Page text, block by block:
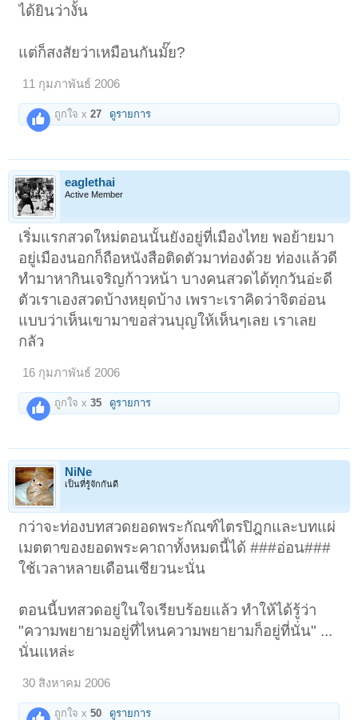
ได้ยินว่างั้น
แต่ก็สงสัยว่าเหมือนกันมั๊ย?
11 กุมภาพันธ์ 2006
ถูกใจ x27 ดูรายการ
eaglethai
Active Member
เริ่มแรกสวดใหม่ตอนนั้นยังอยู่ที่เมืองไทย พอย้ายมา
อยู่เมืองนอกก็ถือหนังสือติดตัวมาท่องด้วย ท่องแล้วดี
ทำมาหากินเจริญก้าวหน้า บางคนสวดได้ทุกวันอ่ะดี
ตัวเราเองสวดบ้างหยุดบ้าง เพราะเราคิดว่าจิตอ่อน
แบบว่าเห็นเขามาขอส่วนบุญให้เห็นๆเลย เราเลย
กลัว
16 กุมภาพันธ์ 2006
ถูกใจ x35 ดูรายการ
NiNe
เป็นที่รู้จักกันดี
กว่าจะท่องบทสวดยอดพระกัณฑ์ไตรปิฎกและบทแผ่
เมตตาของยอดพระคาถาทั้งหมดนี้ได้ ###อ่อน###
ใช้เวลาหลายเดือนเชียวนะนั่น
ตอนนี้บทสวดอยู่ในใจเรียบร้อยแล้ว ทำให้ได้รู้ว่า
"ความพยายามอยู่ที่ไหนความพยายามก็อยู่ที่นั่น" ...
นั่นแหล่ะ
30 สิงหาคม 2006
ถูกใจ x50 ดูรายการ